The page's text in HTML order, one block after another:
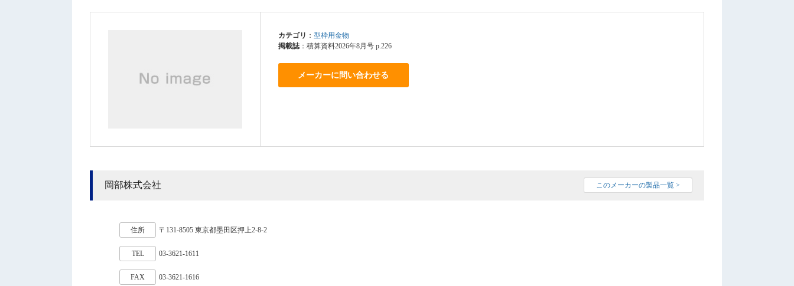
カテゴリ ： 型枠用金物
掲載誌：積算資料2026年8月号 p.226
メーカーに問い合わせる
岡部株式会社 このメーカーの製品一覧 >
住所 〒131-8505 東京都墨田区押上2-8-2
TEL 03-3621-1611
FAX 03-3621-1616